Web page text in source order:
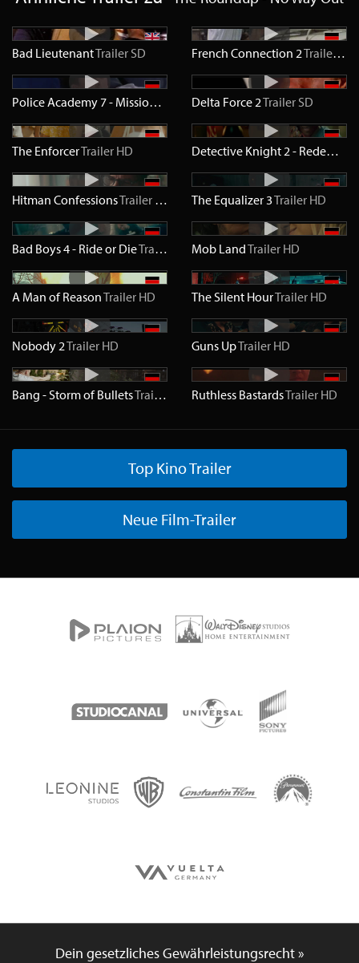
Bad LieutenantTrailer SD French Connection 2Trailer SD
Police Academy 7 - Mission in Moskau TrailerSD
Delta Force 2Trailer SD
The EnforcerTrailer HD Detective Knight 2 - Redemption
Hitman ConfessionsTrailer HD The Equalizer 3Trailer HD
Bad Boys 4 - Ride or DieTrailer Mob LandTrailer HD
A Man of ReasonTrailer HD The Silent HourTrailer HD
Nobody 2Trailer HD Guns UpTrailer HD
Bang - Storm of BulletsTrailer Ruthless BastardsTrailer HD
Top Kino Trailer
Neue Film-Trailer
Dein gesetzliches Gewährleistungsrecht »